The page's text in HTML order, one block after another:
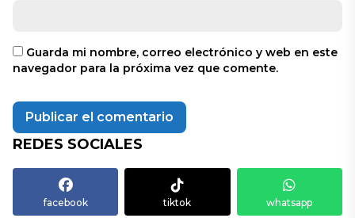
Guarda mi nombre, correo electrónico y web en este
navegador para la próxima vez que comente.
REDES SOCIALES
facebook tiktok whatsapp